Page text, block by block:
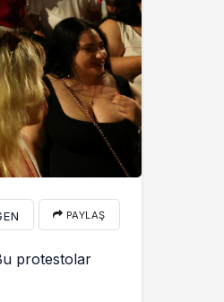
PAYLAŞ
protestolar